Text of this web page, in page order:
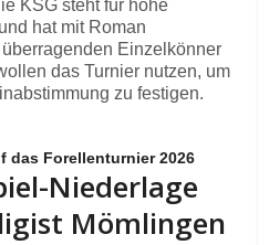
KSG steht für hohe
hat mit Roman
Einzelkönner
das Turnier nutzen, um
zu festigen.
das Forellenturnier 2026
Niederlage
Mömlingen